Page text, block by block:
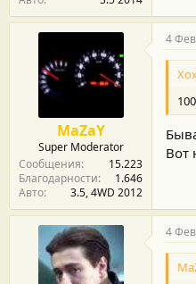
MaZaY
Super Moderator
Сообщения
15.223
Благодарности
1.646
Авто
3.5, 4WD 2012
4
Вот
4